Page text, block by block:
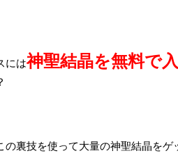
には神聖結晶を無料で
の裏技を使って大量の神聖結晶を